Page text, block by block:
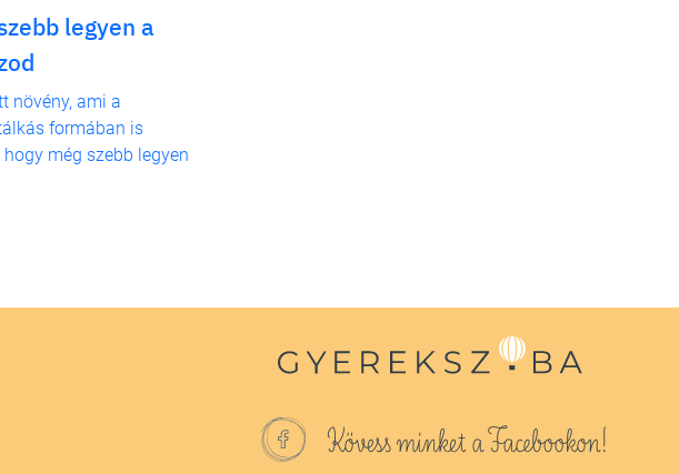
legyen a
növény, ami a
formában is
még szebb legyen
Kövess minket a Facebookon!